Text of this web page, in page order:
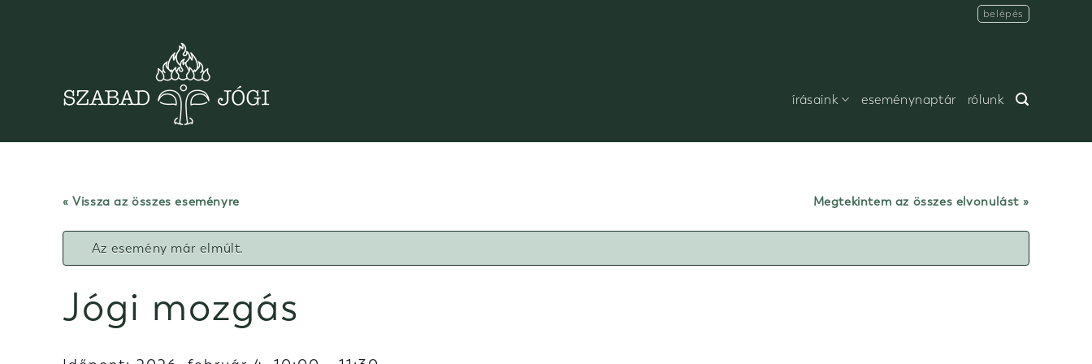
belépés
írásaink eseménynaptár rólunk
« Vissza az összes eseményre Megtekintem az összes elvonulást
Az esemény már elmúlt.
Jógi mozgás